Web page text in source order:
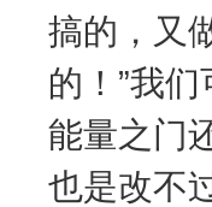
搞的，又
的！”我
能量之门
也是改不